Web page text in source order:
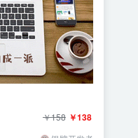
￥138
￥158